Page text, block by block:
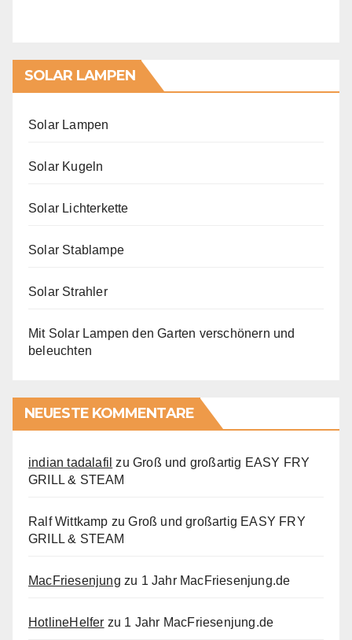
SOLAR LAMPEN
Solar Lampen
Solar Kugeln
Solar Lichterkette
Solar Stablampe
Solar Strahler
Mit Solar Lampen den Garten verschönern und
beleuchten
NEUESTE KOMMENTARE
indian tadalafil zuGroß und großartig EASY FRY
GRILL & STEAM
Ralf Wittkamp zuGroß und großartig EASY FRY
GRILL & STEAM
MacFriesenjung zu 1 Jahr MacFriesenjung.de
HotlineHelfer zu 1 Jahr MacFriesenjung.de